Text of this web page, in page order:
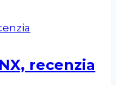
recenzia